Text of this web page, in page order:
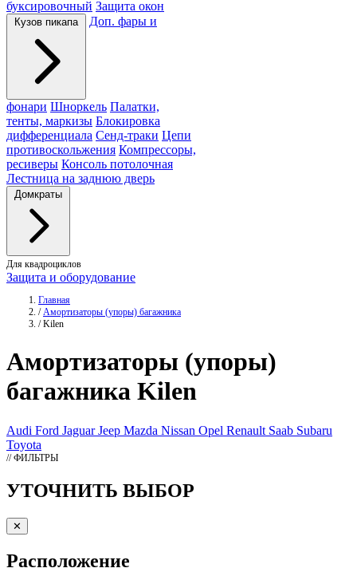
буксировочный Защита окон
Кузов пикапа Доп. фары и
фонари Шноркель Палатки,
тенты, маркизы Блокировка
дифференциала Сенд-траки Цепи
противоскольжения Компрессоры,
ресиверы Консоль потолочная
Лестница на заднюю дверь
Домкраты
Для квадроциклов
Защита и оборудование
Главная
/ Амортизаторы (упоры) багажника
/ Kilen
Амортизаторы (упоры)
багажника Kilen
Audi Ford JaguarJeep Mazda Nissan Opel Renault Saab Subaru
Toyota
// ФИЛЬТРЫ
УТОЧНИТЬ ВЫБОР
✕
Расположение